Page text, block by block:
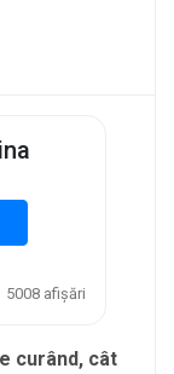
5008 afișări
curând, cât